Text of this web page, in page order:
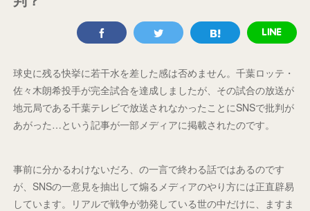
球史に残る快挙に若干水を差した感は否めません。千葉ロッテ・
佐々木朗希投手が完全試合を達成しましたが、その試合の放送が
地元局である千葉テレビで放送されなかったことにSNSで批判が
あがった…という記事が一部メディアに掲載されたのです。
事前に分かるわけないだろ、の一言で終わる話ではあるのです
が、SNSの一意見を抽出して煽るメディアのやり方には正直辟易
しています。リアルで戦争が勃発している世の中だけに、ますま